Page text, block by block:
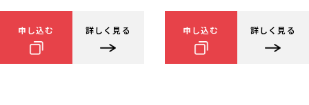
申し込む 詳しく見る 申し込む 詳しく見る